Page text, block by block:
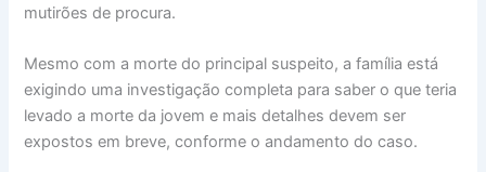
mutirões de procura.
Mesmo com a morte do principal suspeito, a família está
exigindo uma investigação completa para saber o que teria
levado a morte da jovem e mais detalhes devem ser
expostos em breve, conforme o andamento do caso.